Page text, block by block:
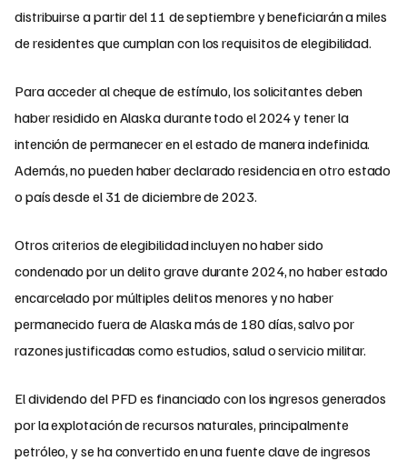
distribuirse a partir del 11 de septiembre y beneficiarán a miles
de residentes que cumplan con los requisitos de elegibilidad.
Para acceder al cheque de estímulo, los solicitantes deben
haber residido en Alaska durante todo el 2024 y tener la
intención de permanecer en el estado de manera indefinida.
Además, no pueden haber declarado residencia en otro estado
o país desde el 31 de diciembre de 2023.
Otros criterios de elegibilidad incluyen no haber sido
condenado por un delito grave durante 2024, no haber estado
encarcelado por múltiples delitos menores y no haber
permanecido fuera de Alaska más de 180 días, salvo por
razones justificadas como estudios, salud o servicio militar.
El dividendo del PFD es financiado con los ingresos generados
por la explotación de recursos naturales, principalmente
petróleo, y se ha convertido en una fuente clave de ingresos